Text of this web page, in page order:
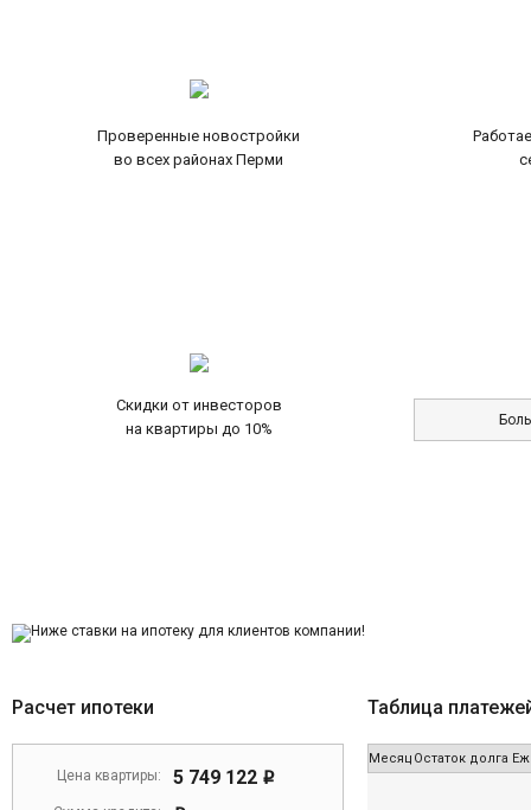
Проверенные новостройки
во всех районах Перми
Скидки от инвесторов
на квартиры до 10%
Расчет ипотеки
Цена квартиры: 5 749 122 i
Таблица
Месяц Остаток долга